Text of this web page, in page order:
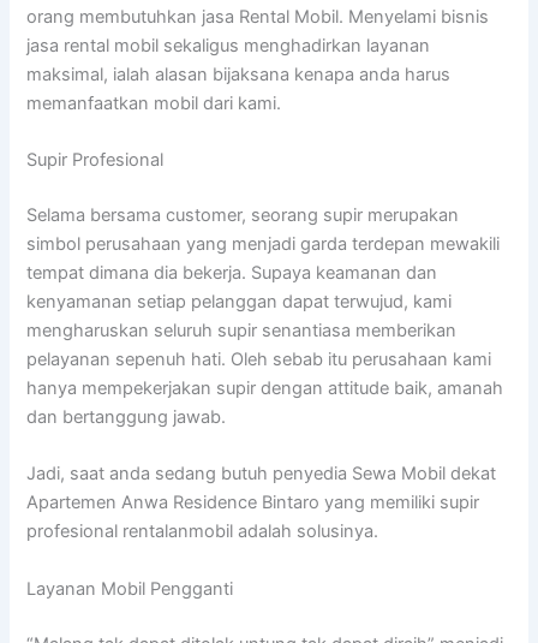
orang membutuhkan jasa Rental Mobil. Menyelami bisnis
jasa rental mobil sekaligus menghadirkan layanan
maksimal, ialah alasan bijaksana kenapa anda harus
memanfaatkan mobil dari kami.
Supir Profesional
Selama bersama customer, seorang supir merupakan
simbol perusahaan yang menjadi garda terdepan mewakili
tempat dimana dia bekerja. Supaya keamanan dan
kenyamanan setiap pelanggan dapat terwujud, kami
mengharuskan seluruh supir senantiasa memberikan
pelayanan sepenuh hati. Oleh sebab itu perusahaan kami
hanya mempekerjakan supir dengan attitude baik, amanah
dan bertanggung jawab.
Jadi, saat anda sedang butuh penyedia Sewa Mobil dekat
Apartemen Anwa Residence Bintaro yang memiliki supir
profesional rentalanmobil adalah solusinya.
Layanan Mobil Pengganti